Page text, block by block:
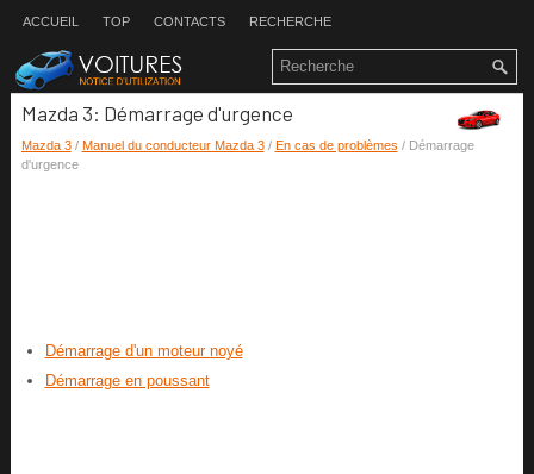
ACCUEIL TOP CONTACTS RECHERCHE
Mazda 3: Démarrage d'urgence
Mazda 3/ Manuel du conducteur Mazda 3/ En cas de problèmes / Démarrage
d'urgence
Démarrage d'un moteur noyé
Démarrage en poussant